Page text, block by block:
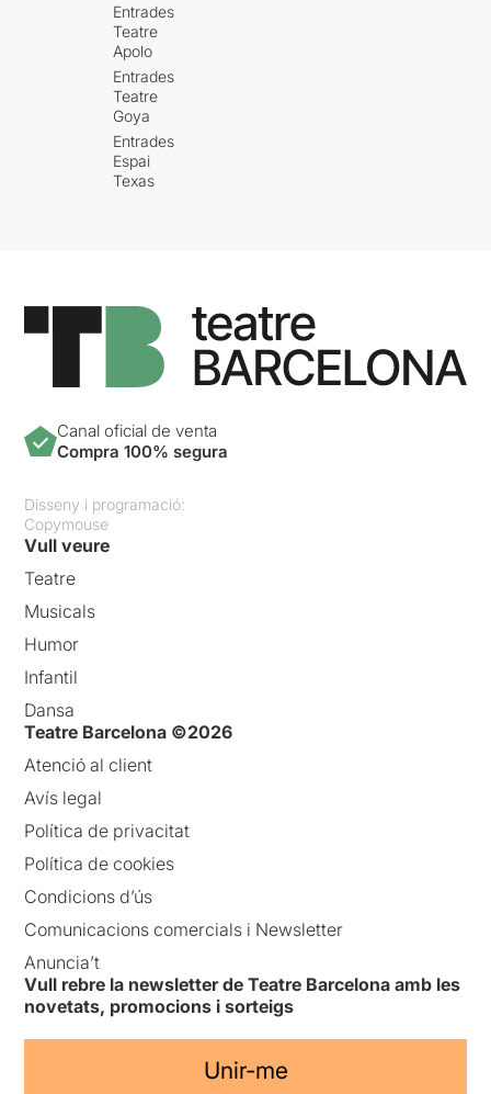
Entrades
Teatre
Apolo
Entrades
Teatre
Goya
Entrades
Espai
Texas
Canal oficial de venta
Compra 100% segura
Disseny i programació:
Copymouse
Vull veure
Teatre
Musicals
Humor
Infantil
Dansa
Teatre Barcelona ©2026
Atenció al client
Avís legal
Política de privacitat
Política de cookies
Condicions d’ús
Comunicacions comercials i Newsletter
Anuncia’t
Vull rebre la newsletter de Teatre Barcelona amb les
novetats, promocions i sorteigs
Unir-me